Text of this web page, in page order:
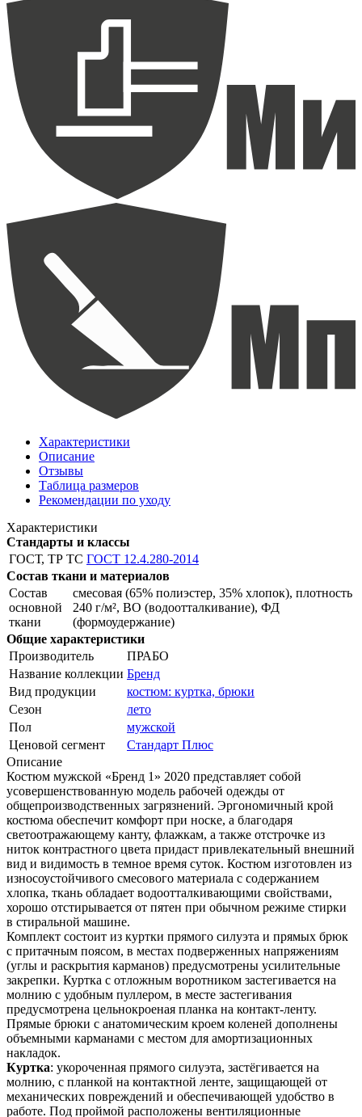
Характеристики
Описание
Отзывы
Таблица размеров
Рекомендации по уходу
Характеристики
Стандарты и классы
ГОСТ, ТР ТС ГОСТ 12.4.280-2014
Состав ткани и материалов
Состав
основной
ткани
смесовая (65% полиэстер, 35% хлопок), плотность
240 г/м², ВО (водоотталкивание), ФД
(формоудержание)
Общие характеристики
Производитель
ПРАБО
Название коллекции Бренд
Вид продукции
костюм: куртка, брюки
Сезон
лето
Пол
мужской
Ценовой сегмент
Стандарт Плюс
Описание
Костюм мужской «Бренд 1» 2020 представляет собой
усовершенствованную модель рабочей одежды от
общепроизводственных загрязнений. Эргономичный крой
костюма обеспечит комфорт при носке, а благодаря
светоотражающему канту, флажкам, а также отстрочке из
ниток контрастного цвета придаст привлекательный внешний
вид и видимость в темное время суток. Костюм изготовлен из
износоустойчивого смесового материала с содержанием
хлопка, ткань обладает водоотталкивающими свойствами,
хорошо отстирывается от пятен при обычном режиме стирки
в стиральной машине.
Комплект состоит из куртки прямого силуэта и прямых брюк
с притачным поясом, в местах подверженных напряжениям
(углы и раскрытия карманов) предусмотрены усилительные
закрепки. Куртка с отложным воротником застегивается на
молнию с удобным пуллером, в месте застегивания
предусмотрена цельнокроеная планка на контакт-ленту.
Прямые брюки с анатомическим кроем коленей дополнены
объемными карманами с местом для амортизационных
накладок.
Куртка: укороченная прямого силуэта, застёгивается на
молнию, с планкой на контактной ленте, защищающей от
механических повреждений и обеспечивающей удобство в
работе. Под проймой расположены вентиляционные